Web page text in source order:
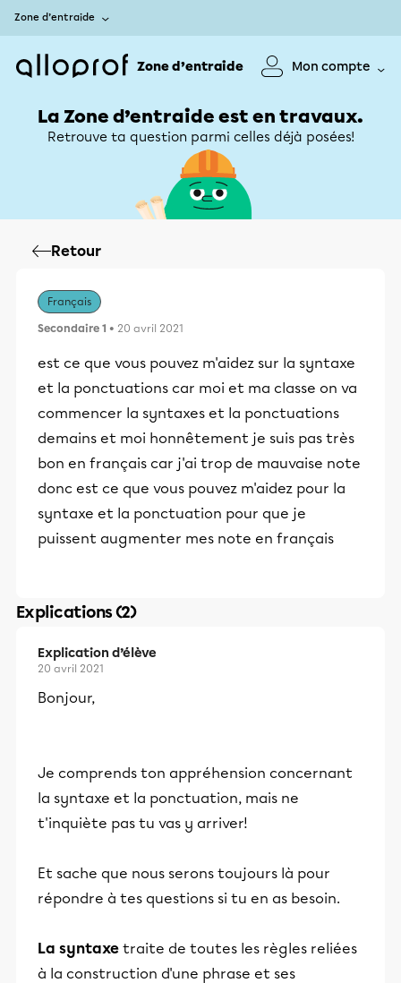
Zone d’entraide
Zone d’entraide Mon compte
La Zone d’entraide est en travaux.
Retrouve ta question parmi celles déjà posées!
Retour
Français
Secondaire 1 • 20 avril 2021
est ce que vous pouvez m'aidez sur la syntaxe
et la ponctuations car moi et ma classe on va
commencer la syntaxes et la ponctuations
demains et moi honnêtement je suis pas très
bon en français car j'ai trop de mauvaise note
donc est ce que vous pouvez m'aidez pour la
syntaxe et la ponctuation pour que je
puissent augmenter mes note en français
Explications (2)
Explication d’élève
20 avril 2021
Bonjour,
Je comprends ton appréhension concernant
la syntaxe et la ponctuation, mais ne
t'inquiète pas tu vas y arriver!
Et sache que nous serons toujours là pour
répondre à tes questions si tu en as besoin.
La syntaxe traite de toutes les règles reliées
à la construction d'une phrase et ses